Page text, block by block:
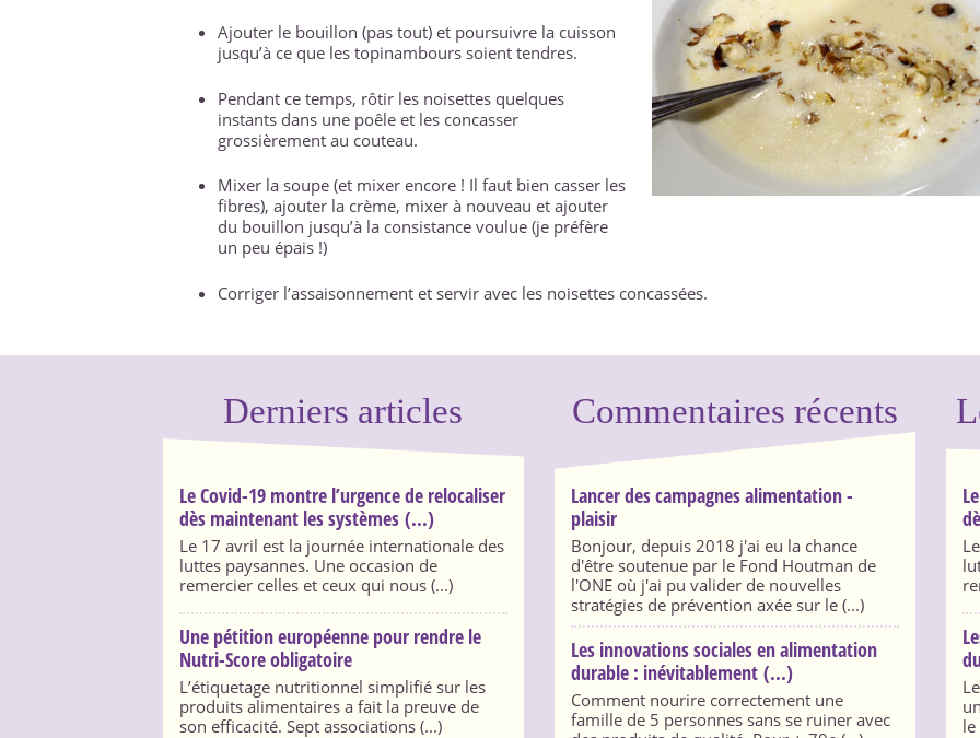
Ajouter le bouillon (pas tout) et poursuivre la cuisson
jusqu’à ce que les topinambours soient tendres.
Pendant ce temps, rôtir les noisettes quelques
instants dans une poêle et les concasser
grossièrement au couteau.
Mixer la soupe (et mixer encore ! Il faut bien casser les
fibres), ajouter la crème, mixer à nouveau et ajouter
du bouillon jusqu’à la consistance voulue (je préfère
un peu épais !)
Corriger l’assaisonnement et servir avec les noisettes concassées.
Derniers articles
Le Covid-19 montre l’urgence de relocaliser
dès maintenant les systèmes (...)
Le 17 avril est la journée internationale des
luttes paysannes. Une occasion de
remercier celles et ceux qui nous (...)
Une pétition européenne pour rendre le
Nutri-Score obligatoire
L’étiquetage nutritionnel simplifié sur les
produits alimentaires a fait la preuve de
son efficacité. Sept associations (...)
Commentaires récents
Lancer des campagnes alimentation -
plaisir
Bonjour, depuis 2018 j'ai eu la chance
d'être soutenue par le Fond Houtman de
l'ONE où j'ai pu valider de nouvelles
stratégies de prévention axée sur le (...)
Les innovations sociales en alimentation
durable : inévitablement (...)
Comment nourire correctement une
famille de 5 personnes sans se ruiner avec